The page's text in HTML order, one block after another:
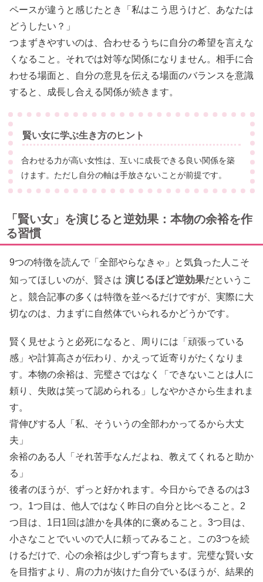
ペースが違うと感じたとき「私はこう思うけど、あなたは
どうしたい？」
つまずきやすいのは、合わせるうちに自分の希望を言えな
くなること。それでは対等な関係になりません。相手に合
わせる場面と、自分の意見を伝える場面のバランスを意識
すると、成長し合える関係が続きます。
賢い女に学ぶ生き方のヒント
合わせる力が高い女性は、互いに成長できる良い関係を築
けます。ただし自分の軸は手放さないことが前提です。
「賢い女」を演じると逆効果：本物の余裕を作
る習慣
9つの特徴を読んで「全部やらなきゃ」と気負った人こそ
知ってほしいのが、賢さは 演じるほど逆効果だというこ
と。競合記事の多くは特徴を並べるだけですが、実際に大
切なのは、力まずに自然体でいられるかどうかです。
賢く見せようと必死になると、周りには「頑張っている
感」や計算高さが伝わり、かえって近寄りがたくなりま
す。本物の余裕は、完璧さではなく「できないことは人に
頼り、失敗は笑って認められる」しなやかさから生まれま
す。
背伸びする人「私、そういうの全部わかってるから大丈
夫」
余裕のある人「それ苦手なんだよね、教えてくれると助か
る」
後者のほうが、ずっと好かれます。今日からできるのは3
つ。1つ目は、他人ではなく昨日の自分と比べること。2
つ目は、1日1回は誰かを具体的に褒めること。3つ目は、
小さなことでいいので人に頼ってみること。この3つを続
けるだけで、心の余裕は少しずつ育ちます。完璧な賢い女
を目指すより、肩の力が抜けた自分でいるほうが、結果的